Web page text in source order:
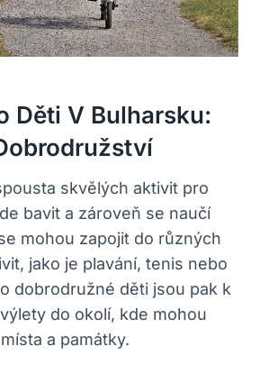
Děti V Bulharsku:
skvělých aktivit pro
bavit a zároveň se naučí
mohou zapojit do různých
jako je plavání, tenis nebo
dobrodružné děti jsou pak k
do okolí, kde mohou
a památky.